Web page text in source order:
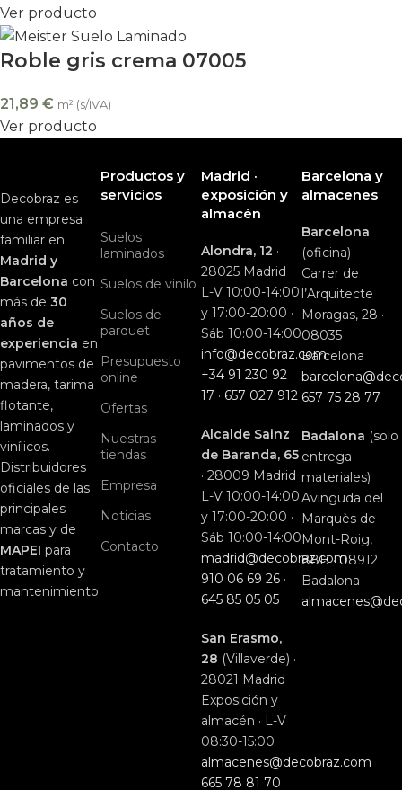
Ver producto
Roble gris crema 07005
21,89 € m² (s/IVA)
Ver producto
Decobraz es
una empresa
familiar en
Madrid y
Barcelona con
más de 30
años de
experiencia en
pavimentos de
madera, tarima
flotante,
laminados y
vinílicos.
Distribuidores
oficiales de las
principales
marcas y de
MAPEI para
tratamiento y
mantenimiento.
Productos y
servicios
Suelos
laminados
Suelos de vinilo
Suelos de
parquet
Presupuesto
online
Ofertas
Nuestras
tiendas
Empresa
Noticias
Contacto
Madrid ·
exposición y
almacén
Alondra, 12 ·
28025 Madrid
L-V 10:00-14:00
y 17:00-20:00 ·
Sáb 10:00-14:00
info@decobraz.com
+34 91 230 92
17 · 657 027 912
Alcalde Sainz
de Baranda, 65
· 28009 Madrid
L-V 10:00-14:00
y 17:00-20:00 ·
Sáb 10:00-14:00
madrid@decobraz.com
910 06 69 26 ·
645 85 05 05
San Erasmo,
28 (Villaverde) ·
28021 Madrid
Exposición y
almacén · L-V
08:30-15:00
almacenes@decobraz.com
665 78 81 70
Barcelona y
almacenes
Barcelona
(oficina)
Carrer de
l’Arquitecte
Moragas, 28 ·
08035
Barcelona
657 75 28 77
Badalona (solo
entrega
materiales)
Avinguda del
Marquès de
Mont-Roig,
88B · 08912
Badalona